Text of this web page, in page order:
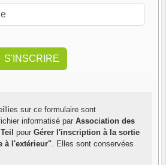
sur ce formulaire sont
informatisé par Association des
pour Gérer l'inscription à la sortie
à l'extérieur" . Elles sont conservées